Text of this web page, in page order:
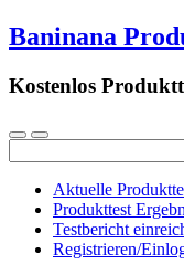
Baninana
Kostenlos
nach:
Aktuelle
Produkttest
Testbericht
Registrieren/